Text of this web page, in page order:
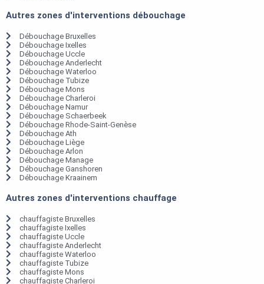
Autres zones d'interventions débouchage
Débouchage Bruxelles
Débouchage Ixelles
Débouchage Uccle
Débouchage Anderlecht
Débouchage Waterloo
Débouchage Tubize
Débouchage Mons
Débouchage Charleroi
Débouchage Namur
Débouchage Schaerbeek
Débouchage Rhode-Saint-Genèse
Débouchage Ath
Débouchage Liège
Débouchage Arlon
Débouchage Manage
Débouchage Ganshoren
Débouchage Kraainem
Autres zones d'interventions chauffage
chauffagiste Bruxelles
chauffagiste Ixelles
chauffagiste Uccle
chauffagiste Anderlecht
chauffagiste Waterloo
chauffagiste Tubize
chauffagiste Mons
chauffagiste Charleroi